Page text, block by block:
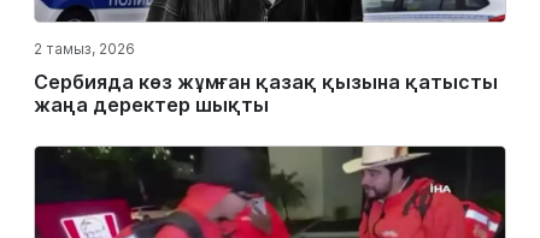
2 тамыз, 2026
Сербияда көз жұмған қазақ қызына қатысты
жаңа деректер шықты